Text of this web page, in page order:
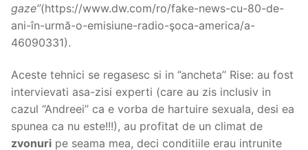
gaze’’(https://www.dw.com/ro/fake-news-cu-80-de-
ani-în-urmă-o-emisiune-radio-şoca-america/a-
46090331).
Aceste tehnici se regasesc si in ‘’ancheta’’ Rise: au fost
intervievati asa-zisi experti (care au zis inclusiv in
cazul ‘’Andreei’’ ca e vorba de hartuire sexuala, desi ea
spunea ca nu este!!!), au profitat de un climat de
zvonuri pe seama mea, deci conditiile erau intrunite